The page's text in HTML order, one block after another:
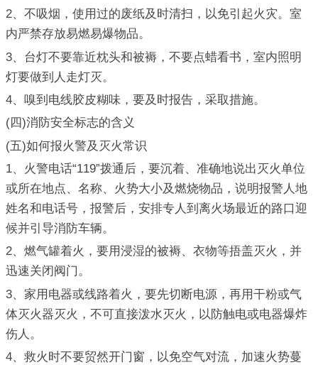
2、不吸烟，使用过的废纸及时清扫，以免引起火灾。室
内严禁存放易燃易爆物品。
3、台灯不要靠近枕头和被褥，不要点蜡看书，室内照明
灯要做到人走灯灭。
4、嗅到电线胶皮糊味，要及时报告，采取措施。
(四)消防安全标志的含义
(五)如何报火警及灭火常识
1、火警电话“119”拨通后，要沉着、准确地说出灭火单位
或所在地点、名称、火势大小及燃烧物品，说明报警人地
姓名和电话号，报警后，安排专人到离火场最近的路口迎
候并引导消防车辆。
2、燃气罐着火，要用浸湿的被褥、衣物等捂盖灭火，并
迅速关闭阀门。
3、家用电器或线路着火，要先切断电源，再用干粉或气
体灭火器灭火，不可直接泼水灭火，以防触电或电器爆炸
伤人。
4、救火时不要贸然开门窗，以免空气对流，加速火势蔓